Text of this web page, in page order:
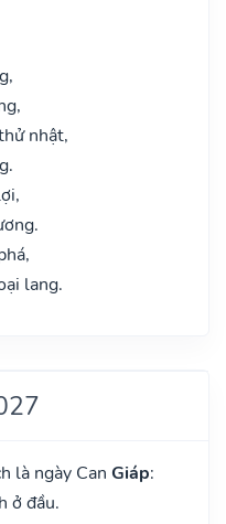
nhật,
lang.
là ngày Can Giáp:
ở đầu.